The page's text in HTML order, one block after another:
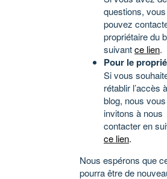
questions, vous
pouvez
propriétaire du
suivantce lien.
Pour le
Si vous
rétablir l’accès
blog, nous vous
invitons à nous
contacter en
ce lien.
Nous espérons que
pourra être de